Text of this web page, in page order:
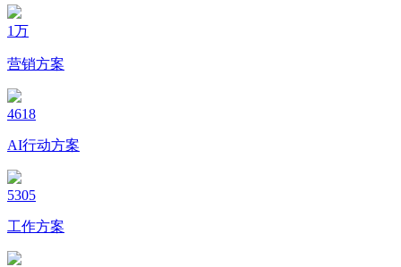
1万
营销方案
4618
AI行动方案
5305
工作方案